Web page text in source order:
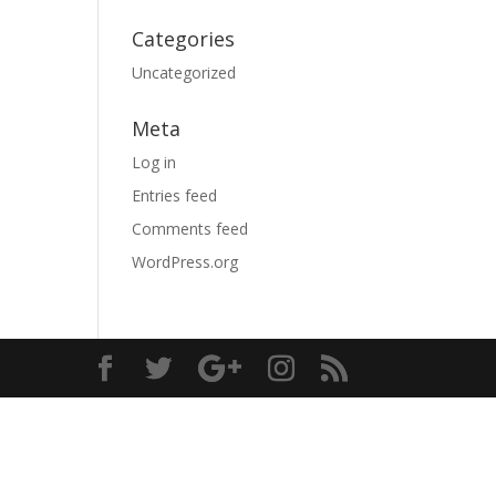
Categories
Uncategorized
Meta
Log in
Entries feed
Comments feed
WordPress.org